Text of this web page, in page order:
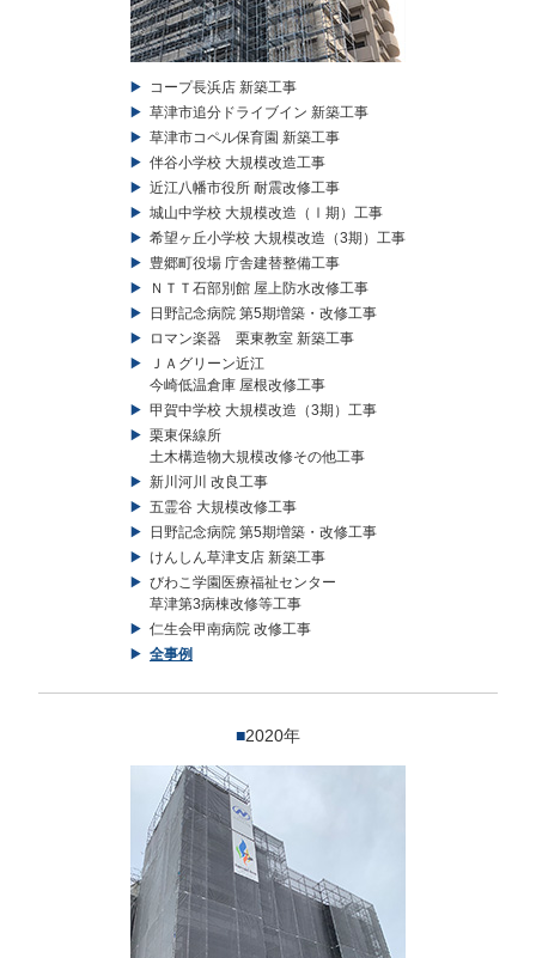
コープ長浜店 新築工事
草津市追分ドライブイン 新築工事
草津市コペル保育園 新築工事
伴谷小学校 大規模改造工事
近江八幡市役所 耐震改修工事
城山中学校 大規模改造（Ⅰ期）工事
希望ヶ丘小学校 大規模改造（3期）工事
豊郷町役場 庁舎建替整備工事
ＮＴＴ石部別館 屋上防水改修工事
日野記念病院 第5期増築・改修工事
ロマン楽器 栗東教室 新築工事
ＪＡグリーン近江
今崎低温倉庫 屋根改修工事
甲賀中学校 大規模改造（3期）工事
栗東保線所
土木構造物大規模改修その他工事
新川河川 改良工事
五霊谷 大規模改修工事
日野記念病院 第5期増築・改修工事
けんしん草津支店 新築工事
びわこ学園医療福祉センター
草津第3病棟改修等工事
仁生会甲南病院 改修工事
全事例
■2020年